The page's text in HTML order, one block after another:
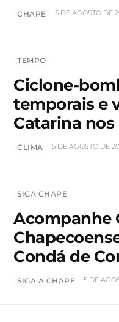
CHAPE 5 DE AGOSTO DE
TEMPO
Ciclone-
temporais e
Catarina
CLIMA 5 DE AGOSTO DE
SIGA CHAPE
Acompanhe
Condá de
SIGA A CHAPE 5 DE